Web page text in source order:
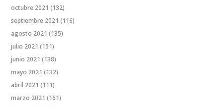
octubre 2021 (132)
septiembre 2021 (116)
agosto 2021 (135)
julio 2021 (151)
junio 2021 (138)
mayo 2021 (132)
abril 2021 (111)
marzo 2021 (161)